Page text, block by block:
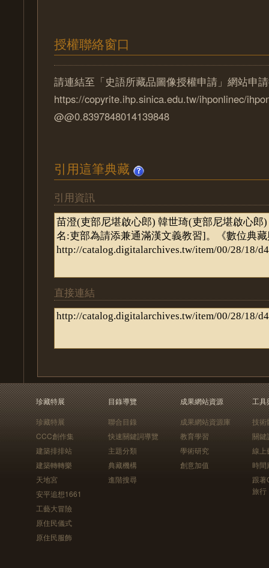
授權聯絡窗口
請連結至「史語所藏品圖像授權申請」網站申
https://copyrite.ihp.sinica.edu.tw/ihponlinec/
@@0.8397848014139848
引用這筆典藏
引用資訊
直接連結
珍藏特展
珍藏特展
CCC創作集
建築排排站
建築轉轉樂
天地宮
安平追想1661
工藝大冒險
原住民儀式
原住民服飾
目錄導覽
聯合目錄
快速關鍵詞導覽
主題分類
典藏機構
進階搜尋
成果網站資源
成果網站資源庫
教育學習
學術研究
創意加值
工具
技術
關鍵
線上
時間
跟
旅行